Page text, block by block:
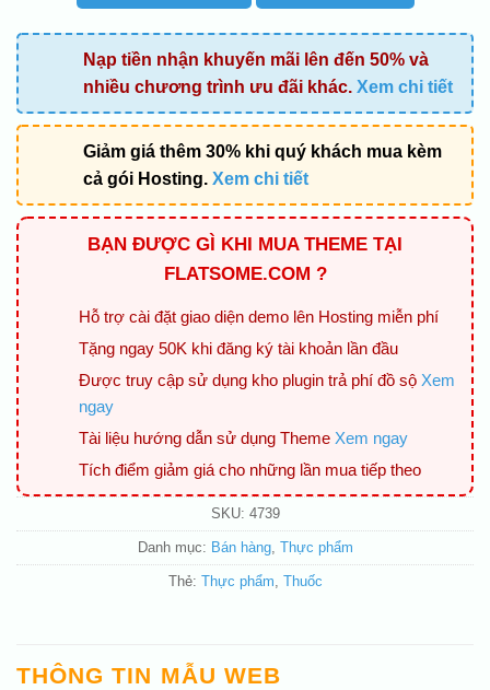
Nạp tiền nhận khuyến mãi lên đến 50% và
nhiều chương trình ưu đãi khác. Xem chi tiết
Giảm giá thêm 30% khi quý khách mua kèm
cả gói Hosting. Xem chi tiết
BẠN ĐƯỢC GÌ KHI MUA THEME TẠI
FLATSOME.COM ?
Hỗ trợ cài đặt giao diện demo lên Hosting miễn phí
Tặng ngay 50K khi đăng ký tài khoản lần đầu
Được truy cập sử dụng kho plugin trả phí đồ sộ Xem
ngay
Tài liệu hướng dẫn sử dụng Theme Xem ngay
Tích điểm giảm giá cho những lần mua tiếp theo
SKU: 4739
Danh mục: Bán hàng, Thực phẩm
Thẻ: Thực phẩm Thuốc
THÔNG TIN MẪU WEB